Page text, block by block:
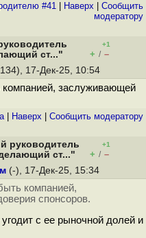
#41 Наверх
Cообщить
модератору
ст..."
+1
+ / –
17-Дек-25, 10:54
заслуживающей
| Наверх Cообщить модератору
руководитель
ст..."
+1
+ / –
(-), 17-Дек-25, 15:34
компанией,
спонсоров.
с ее рыночной долей и